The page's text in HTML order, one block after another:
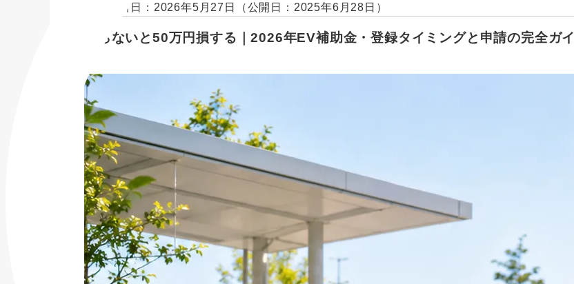
最終更新日：2026年5月27日 （公開日：2025年6月28日）
知らないと50万円損する｜2026年EV補助金・登録タイミングと申請の完全ガイ